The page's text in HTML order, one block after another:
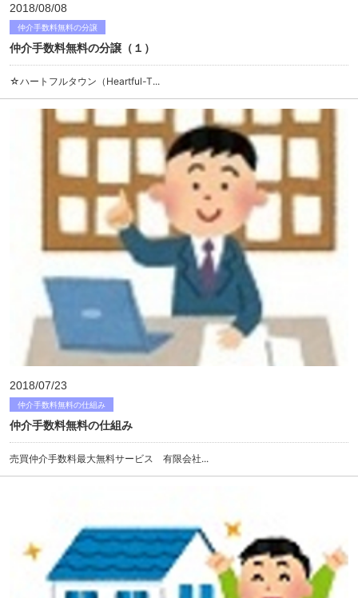
2018/08/08
仲介手数料無料の分譲
仲介手数料無料の分譲（１）
☆ハートフルタウン（Heartful-T...
2018/07/23
仲介手数料無料の仕組み
仲介手数料無料の仕組み
売買仲介手数料最大無料サービス 有限会社...